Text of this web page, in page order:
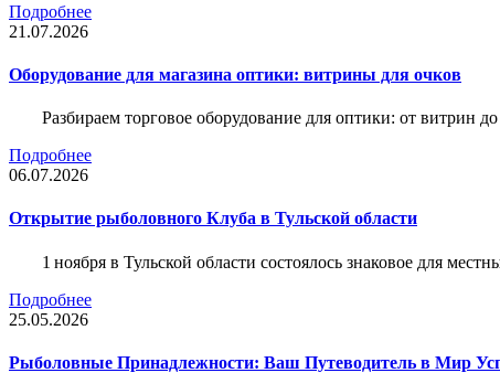
Подробнее
21.07.2026
Оборудование для магазина оптики: витрины для очков
Разбираем торговое оборудование для оптики: от витрин
Подробнее
06.07.2026
Открытие рыболовного Клуба в Тульской области
1 ноября в Тульской области состоялось знаковое для
Подробнее
25.05.2026
Рыболовные Принадлежности: Ваш Путеводитель в Мир